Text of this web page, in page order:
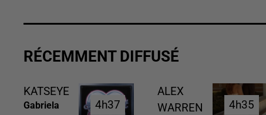
RÉCEMMENT DIFFUSÉ
KATSEYE
Gabriela 4h37
4h37
ALEX
WARREN
4h35
4h35